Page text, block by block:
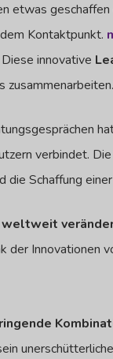
etwas geschaffen
Kontaktpunkt.
innovative
verbindet.
Schaffung
weltweit
Innovationen